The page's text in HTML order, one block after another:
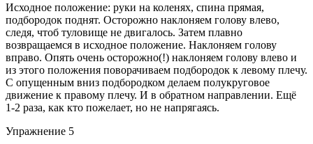
Исходное положение: руки на коленях, спина прямая,
подбородок поднят. Осторожно наклоняем голову влево,
следя, чтоб туловище не двигалось. Затем плавно
возвращаемся в исходное положение. Наклоняем голову
вправо. Опять очень осторожно(!) наклоняем голову влево и
из этого положения поворачиваем подбородок к левому плечу.
С опущенным вниз подбородком делаем полукруговое
движение к правому плечу. И в обратном направлении. Ещё
1-2 раза, как кто пожелает, но не напрягаясь.
Упражнение 5